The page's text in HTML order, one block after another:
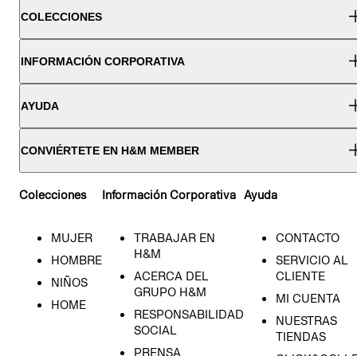
COLECCIONES
INFORMACIÓN CORPORATIVA
AYUDA
CONVIÉRTETE EN H&M MEMBER
Colecciones
MUJER
HOMBRE
NIÑOS
HOME
Información Corporativa
TRABAJAR EN
H&M
ACERCA DEL
GRUPO H&M
RESPONSABILIDAD
SOCIAL
PRENSA
Ayuda
CONTACTO
SERVICIO AL
CLIENTE
MI CUENTA
NUESTRAS
TIENDAS